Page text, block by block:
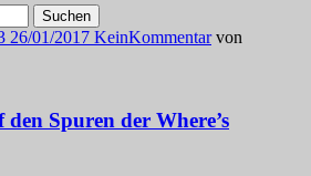
26/01/2017 KeinKommentar von
Spuren der Where’s